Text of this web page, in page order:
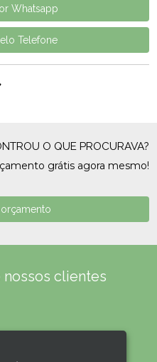
Whatsapp
Telefone
O QUE PROCURAVA?
grátis agora mesmo!
clientes